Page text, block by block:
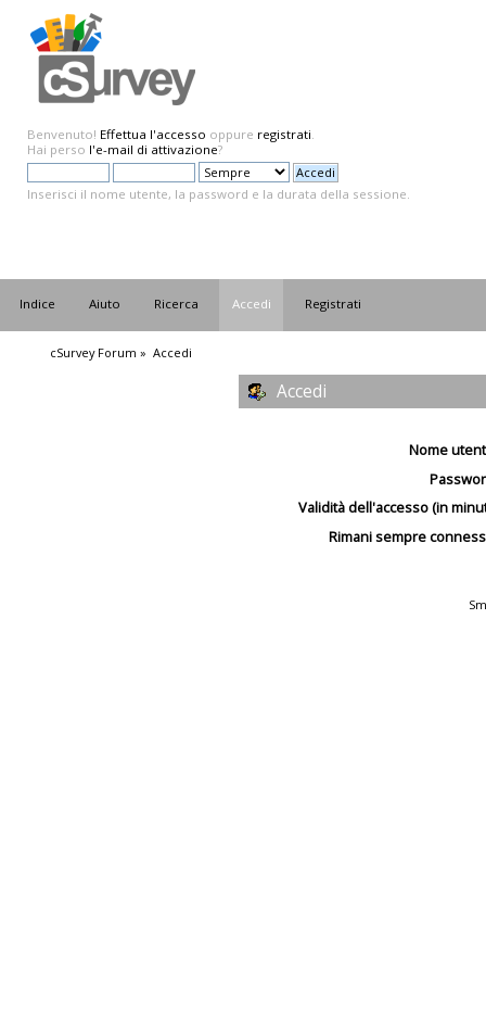
Benvenuto! Effettua l'accesso oppure registrati.
Hai perso l'e-mail di attivazione?
Inserisci il nome utente, la password e la durata della sessione.
Indice Aiuto Ricerca Accedi Registrati
cSurvey Forum » Accedi
Accedi
Nome
Validità dell'accesso (in
Rimani sempre